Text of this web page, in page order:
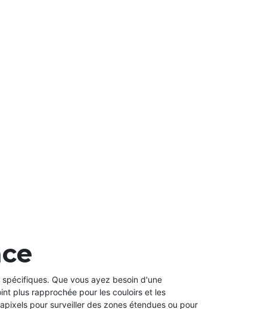
Que vous ayez besoin d'une
plus rapprochée pour les couloirs et les
pour surveiller des zones étendues ou pour